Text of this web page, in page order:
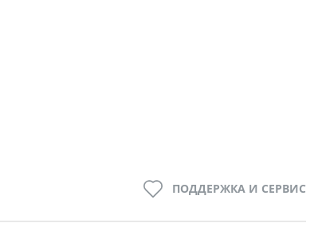
ПОДДЕРЖКА И СЕРВИС